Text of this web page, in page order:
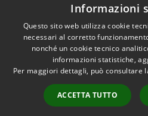
Accessibilità
Privacy
Mappa del sito
Informazioni
Questo sito web utilizza cookie
necessari al corretto
nonché un cookie tecnico
informazioni statistiche,
Per maggiori dettagli, può consultare
ACCETTA TUTTO